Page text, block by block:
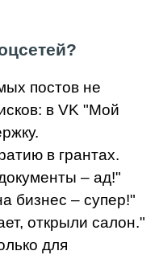
постов не
в VK "Мой
в грантах.
– ад!"
бизнес – супер!"
открыли салон."
для